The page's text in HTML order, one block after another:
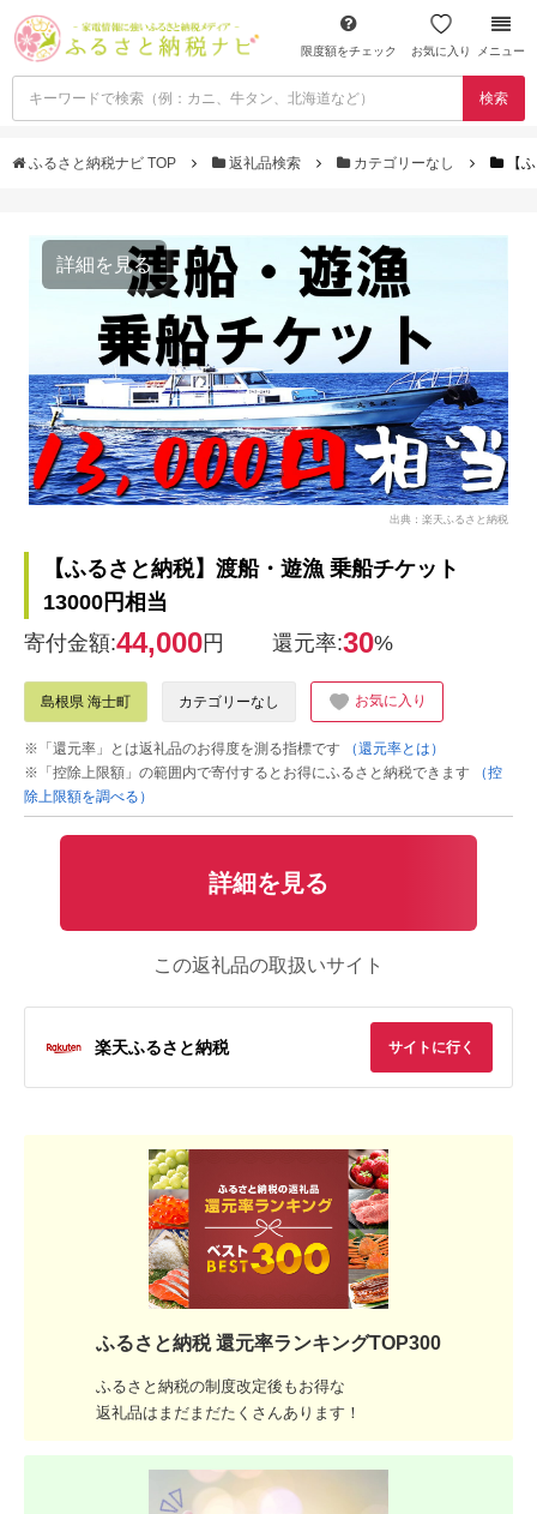
限度額をチェック お気に入り メニュー
検索
ふるさと納税ナビ TOP 返礼品検索 カテゴリーなし 【
詳細を見る
出典：楽天ふるさと納税
【ふるさと納税】渡船・遊漁 乗船チケット
13000円相当
寄付金額:44,000円 還元率:30%
島根県 海士町 カテゴリーなし お気に入り
※「還元率」とは返礼品のお得度を測る指標です
（還元率とは）
※「控除上限額」の範囲内で寄付するとお得にふるさと納税できます
（控
除上限額を調べる）
詳細を見る
この返礼品の取扱いサイト
楽天ふるさと納税 サイトに行く
ふるさと納税 還元率ランキングTOP300
ふるさと納税の制度改定後もお得な
返礼品はまだまだたくさんあります！